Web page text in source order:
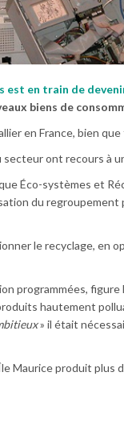
en train de
biens de
en France, bien
secteur ont recours à
Éco-systèmes et
du
le recyclage, en
programmées,
hautement
» il était
Maurice produit